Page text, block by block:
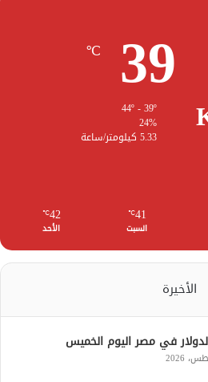
39
℃
24%
5.33 كيلومتر/ساعة
41
℃
السبت
42
℃
الأحد
الأخيرة
في مصر اليوم الخميس